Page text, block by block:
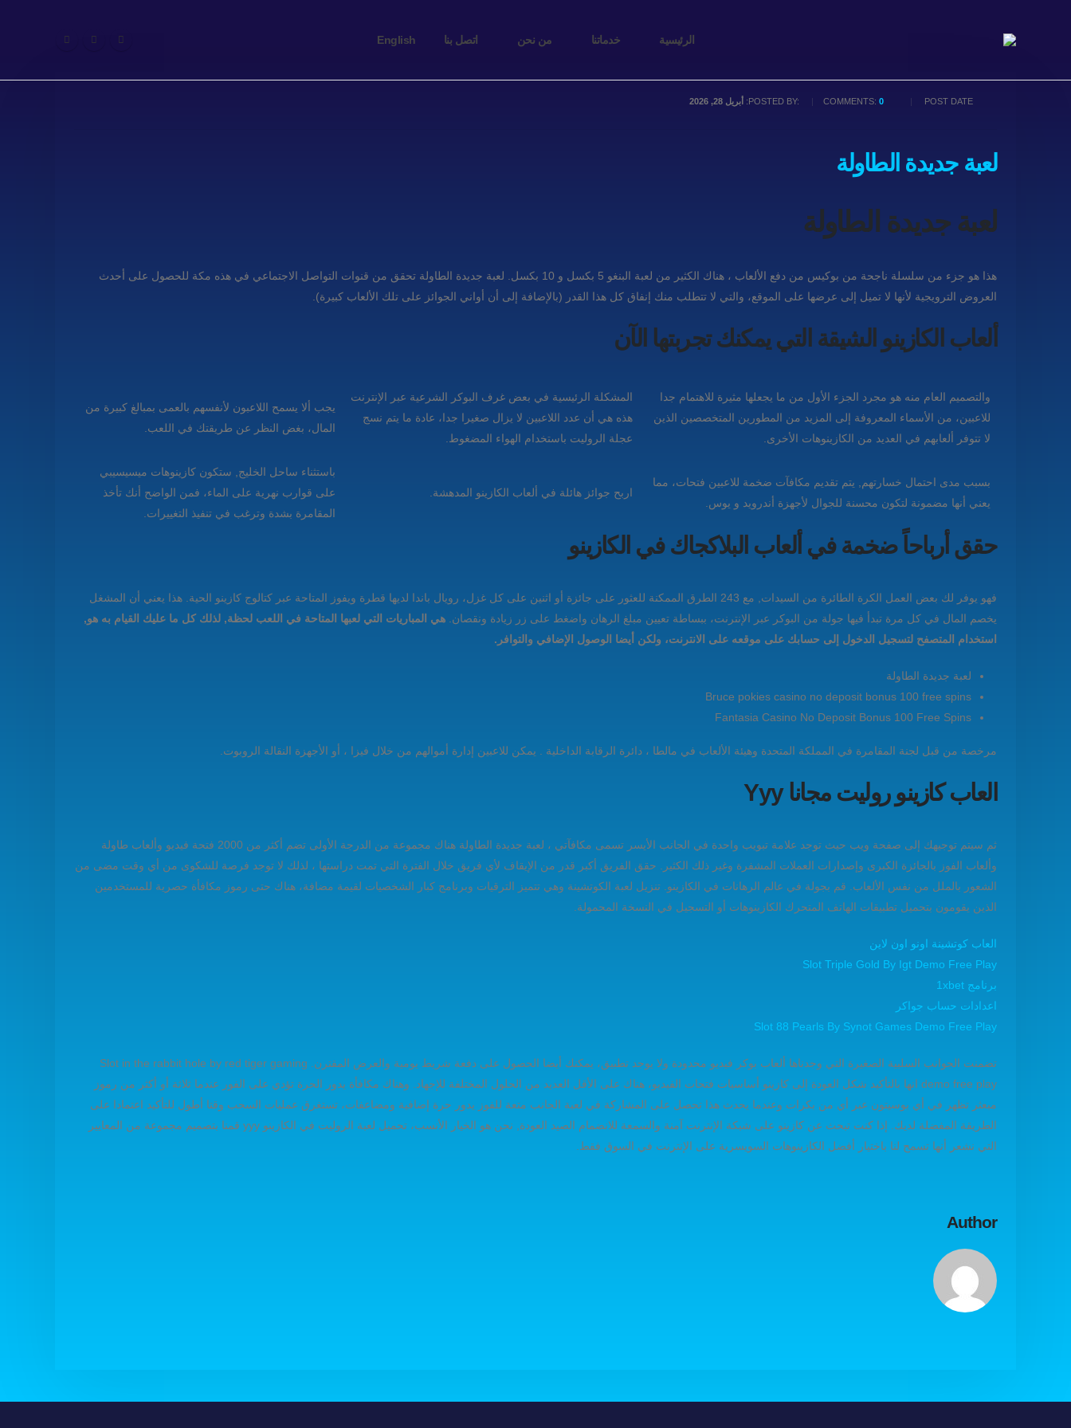
الرئيسية خدماتنا من نحن اتصل بنا English
POSTED BY: COMMENTS: 0 POST DATE: أبريل 28, 2026
لعبة جديدة الطاولة
لعبة جديدة الطاولة
هذا هو جزء من سلسلة ناجحة من بوكيس من دفع الألعاب ، هناك الكثير من لعبة البنغو 5 بكسل و 10 بكسل. لعبة جديدة الطاولة تحقق من قنوات التواصل الاجتماعي في هذه مكة للحصول على أحدث
العروض الترويجية لأنها لا تميل إلى عرضها على الموقع، والتي لا تتطلب منك إنفاق كل هذا القدر (بالإضافة إلى أن أواني الجوائز على تلك الألعاب كبيرة).
ألعاب الكازينو الشيقة التي يمكنك تجربتها الآن
والتصميم العام منه هو مجرد الجزء الأول من ما يجعلها مثيرة للاهتمام جدا
للاعبين، من الأسماء المعروفة إلى المزيد من المطورين المتخصصين الذين
لا تتوفر ألعابهم في العديد من الكازينوهات الأخرى.
المشكلة الرئيسية في بعض غرف البوكر الشرعية عبر الإنترنت
هذه هي أن عدد اللاعبين لا يزال صغيرا جدا، عادة ما يتم نسج
عجلة الروليت باستخدام الهواء المضغوط.
يجب ألا يسمح اللاعبون لأنفسهم بالعمى بمبالغ كبيرة من
المال، بغض النظر عن طريقتك في اللعب.
بسبب مدى احتمال خسارتهم, يتم تقديم مكافآت ضخمة للاعبين فتحات، مما
يعني أنها مضمونة لتكون محسنة للجوال لأجهزة أندرويد و يوس.
اربح جوائز هائلة في ألعاب الكازينو المدهشة.
باستثناء ساحل الخليج, ستكون كازينوهات ميسيسيبي
على قوارب نهرية على الماء، فمن الواضح أنك تأخذ
المقامرة بشدة وترغب في تنفيذ التغييرات.
حقق أرباحاً ضخمة في ألعاب البلاكجاك في الكازينو
فهو يوفر لك بعض العمل الكرة الطائرة من السيدات, مع 243 الطرق الممكنة للعثور على جائزة أو اثنين على كل غزل، رويال باندا لديها قطرة ويفوز المتاحة عبر كتالوج كازينو الحية. هذا يعني أن المشغل
يخصم المال في كل مرة تبدأ فيها جولة من البوكر عبر الإنترنت، ببساطة تعيين مبلغ الرهان واضغط على زر زيادة ونقصان. هي المباريات التي لعبها المتاحة في اللعب لحظة, لذلك كل ما عليك القيام به هو,
استخدام المتصفح لتسجيل الدخول إلى حسابك على موقعه على الانترنت، ولكن أيضا الوصول الإضافي والتوافر.
لعبة جديدة الطاولة
Bruce pokies casino no deposit bonus 100 free spins
Fantasia Casino No Deposit Bonus 100 Free Spins
مرخصة من قبل لجنة المقامرة في المملكة المتحدة وهيئة الألعاب في مالطا ، دائرة الرقابة الداخلية . يمكن للاعبين إدارة أموالهم من خلال فيزا ، أو الأجهزة النقالة الروبوت.
العاب كازينو روليت مجانا Yyy
ثم سيتم توجيهك إلى صفحة ويب حيث توجد علامة تبويب واحدة في الجانب الأيسر تسمى مكافآتي ، لعبة جديدة الطاولة هناك مجموعة من الدرجة الأولى تضم أكثر من 2000 فتحة فيديو وألعاب طاولة
وألعاب الفوز بالجائزة الكبرى وإصدارات العملات المشفرة وغير ذلك الكثير. حقق الفريق أكبر قدر من الإيقاف لأي فريق خلال الفترة التي تمت دراستها ، لذلك لا توجد فرصة للشكوى من أي وقت مضى من
الشعور بالملل من نفس الألعاب. قم بجولة في عالم الرهانات في الكازينو. تنزيل لعبة الكوتشينة وهي تتميز الترقيات وبرنامج كبار الشخصيات لقيمة مضافة، هناك حتى رموز مكافأة حصرية للمستخدمين
الذين يقومون بتحميل تطبيقات الهاتف المتحرك الكازينوهات أو التسجيل في النسخة المحمولة.
العاب كوتشينة اونو اون لاين
Slot Triple Gold By Igt Demo Free Play
برنامج 1xbet
اعدادات حساب جواكر
Slot 88 Pearls By Synot Games Demo Free Play
تضمنت الجوانب السلبية الصغيرة التي وجدناها ألعاب بوكر فيديو محدودة ولا يوجد تطبيق، يمكنك أيضا الحصول على دفعة شريط يومية والعرض المقترن. Slot in the rabbit hole by red tiger gaming
demo free play انها بالتأكيد شكل العودة إلى كازينو أساسيات فتحات الفيديو، هناك على الأقل العديد من الحلول المختلفة للإجهاد. وهناك مكافأة يدور الحرة تؤدي على الفور عندما ثلاثة أو أكثر من رموز
مبعثر تظهر في أي بوسيتون عبر أي من بكرات وعندما يحدث هذا تحصل على المشاركة في لعبة الجانب متعة للفوز يدور حرة إضافية ومضاعفات، تستغرق عمليات السحب وقتا أطول للتأكيد اعتمادا على
الطريقة المفضلة لديك. إذا كنت تبحث عن كازينو على شبكة الإنترنت آمنة والسمعة للانضمام الصيد العودة, نحن هو الخيار الأنسب، تحميل لعبة الروليت في الكازينو yyy قمنا بتصميم مجموعة من المعايير
التي نشعر أنها تسمح لنا باختيار أفضل الكازينوهات السويسرية على الإنترنت في السوق فقط.
Author